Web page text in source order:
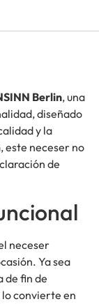
Berlin, una
diseñado
y la
, este neceser no
de
neceser
Ya sea
de fin de
convierte en